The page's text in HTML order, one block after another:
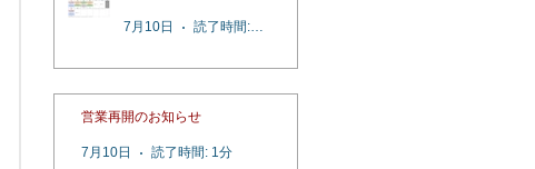
7月10日 読了時間: 2分
営業再開のお知らせ
7月10日 読了時間: 1分